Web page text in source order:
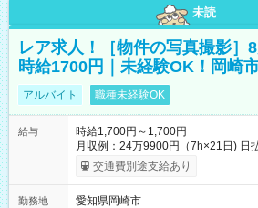
未読
レア求人！［物件の写真撮影］
時給1700円｜未経験OK！岡崎
アルバイト 職種未経験OK
給与
時給1,700円～1,700円
月収例：24万9900円（7h×21日) 日払い、週払いOK（規定有
り） 【試用期間】試用期間なし
交通費別途支給あり
勤務地
愛知県岡崎市